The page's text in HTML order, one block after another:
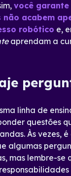
você garante
acabem
robótico e,
aprendam a
linha de
questões
Às vezes,
algumas
mas lembre-se